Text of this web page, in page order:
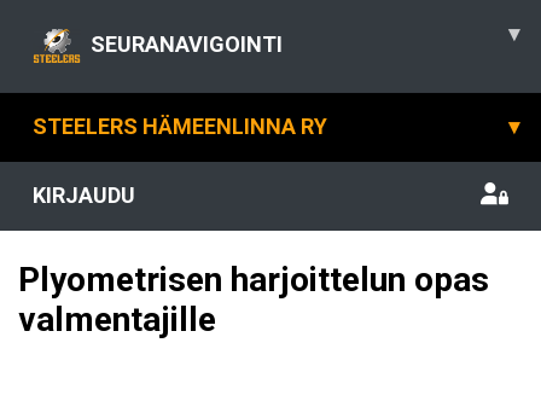
SEURANAVIGOINTI ▾
STEELERS HÄMEENLINNA RY ▾
KIRJAUDU
Plyometrisen harjoittelun opas
valmentajille